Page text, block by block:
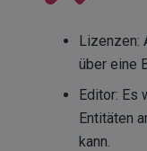
Lizenzen:
über eine
Editor: Es
Entitäten
kann.